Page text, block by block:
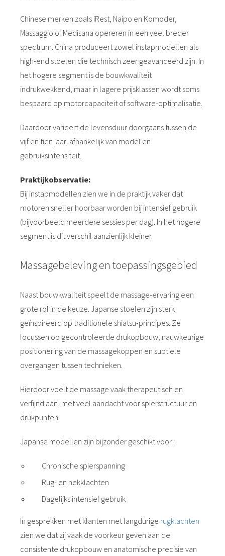
Chinese merken zoals iRest, Naipo en Komoder,
Massaggio of Medisana opereren in een veel breder
spectrum. China produceert zowel instapmodellen als
high-end stoelen die technisch zeer geavanceerd zijn. In
het hogere segment is de bouwkwaliteit
indrukwekkend, maar in lagere prijsklassen wordt soms
bespaard op motorcapaciteit of software-optimalisatie.
Daardoor varieert de levensduur doorgaans tussen de
vijf en tien jaar, afhankelijk van model en
gebruiksintensiteit.
Praktijkobservatie:
Bij instapmodellen zien we in de praktijk vaker dat
motoren sneller hoorbaar worden bij intensief gebruik
(bijvoorbeeld meerdere sessies per dag). In het hogere
segment is dit verschil aanzienlijk kleiner.
Massagebeleving en toepassingsgebied
Naast bouwkwaliteit speelt de massage-ervaring een
grote rol in de keuze. Japanse stoelen zijn sterk
geïnspireerd op traditionele shiatsu-principes. Ze
focussen op gecontroleerde drukopbouw, nauwkeurige
positionering van de massagekoppen en subtiele
overgangen tussen technieken.
Hierdoor voelt de massage vaak therapeutisch en
verfijnd aan, met veel aandacht voor spierstructuur en
drukpunten.
Japanse modellen zijn bijzonder geschikt voor:
Chronische spierspanning
Rug- en nekklachten
Dagelijks intensief gebruik
In gesprekken met klanten met langdurige rugklachten
zien we dat zij vaak de voorkeur geven aan de
consistente drukopbouw en anatomische precisie van